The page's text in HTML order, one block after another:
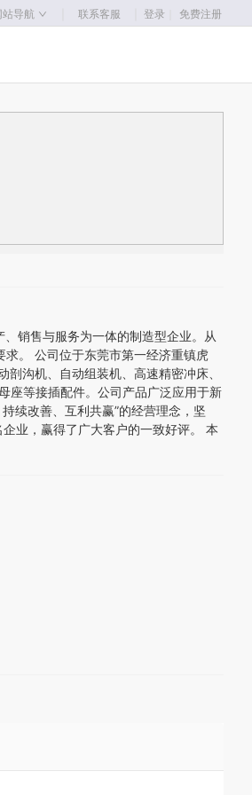
登录 免费注册
站导航 联系客服
销售与服务为一体的制造型企业。从
。 公司位于东莞市第一经济重镇虎
沟机、自动组装机、高速精密冲床、
座等接插配件。公司产品广泛应用于新
续改善、互利共赢”的经营理念，坚
业，赢得了广大客户的一致好评。 本